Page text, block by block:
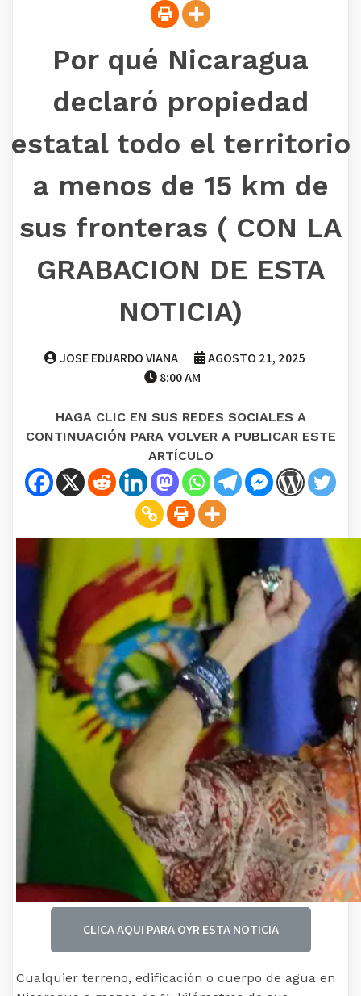
Por qué Nicaragua
declaró propiedad
estatal todo el territorio
a menos de 15 km de
sus fronteras ( CON LA
GRABACION DE ESTA
NOTICIA)
JOSE EDUARDO VIANA
AGOSTO 21, 2025
8:00 AM
HAGA CLIC EN SUS REDES SOCIALES A
CONTINUACIÓN PARA VOLVER A PUBLICAR ESTE
ARTÍCULO
CLICA AQUI PARA OYR ESTA NOTICIA
Cualquier terreno, edificación o cuerpo de agua en